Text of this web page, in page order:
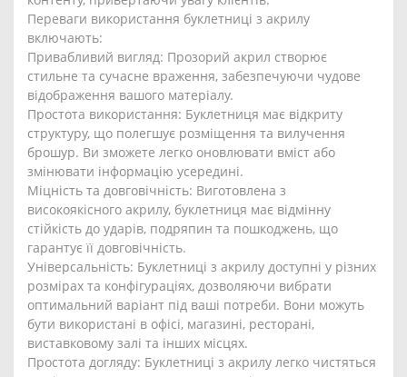
Переваги використання буклетниці з акрилу
включають:
Привабливий вигляд: Прозорий акрил створює
стильне та сучасне враження, забезпечуючи чудове
відображення вашого матеріалу.
Простота використання: Буклетниця має відкриту
структуру, що полегшує розміщення та вилучення
брошур. Ви зможете легко оновлювати вміст або
змінювати інформацію усередині.
Міцність та довговічність: Виготовлена з
високоякісного акрилу, буклетниця має відмінну
стійкість до ударів, подряпин та пошкоджень, що
гарантує її довговічність.
Універсальність: Буклетниці з акрилу доступні у різних
розмірах та конфігураціях, дозволяючи вибрати
оптимальний варіант під ваші потреби. Вони можуть
бути використані в офісі, магазині, ресторані,
виставковому залі та інших місцях.
Простота догляду: Буклетниці з акрилу легко чистяться